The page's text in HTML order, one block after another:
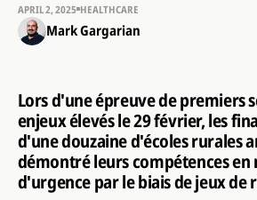
Mark Gargarian
APRIL 2, 2025 HEALTHCARE
Lors d'une épreuve de premiers
enjeux élevés le 29 février, les
d'une douzaine d'écoles rurales
démontré leurs compétences en
d'urgence par le biais de jeux de